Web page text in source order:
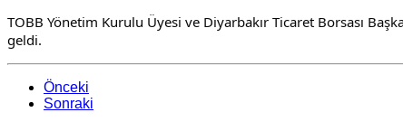
TOBB Yönetim Kurulu Üyesi ve Diyarbakır Ticaret Borsası
geldi.
Önceki
Sonraki